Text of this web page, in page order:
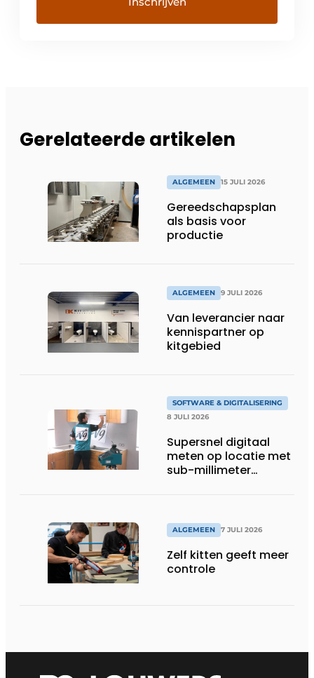
Gerelateerde artikelen
ALGEMEEN 15 JULI 2026
Gereedschapsplan
als basis voor
productie
ALGEMEEN 9 JULI 2026
Van leverancier naar
kennispartner op
kitgebied
SOFTWARE & DIGITALISERING
8 JULI 2026
Supersnel digitaal
meten op locatie met
sub-millimeter
ALGEMEEN 7 JULI 2026
Zelf kitten geeft meer
controle